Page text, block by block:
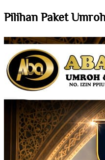
Pilihan Paket